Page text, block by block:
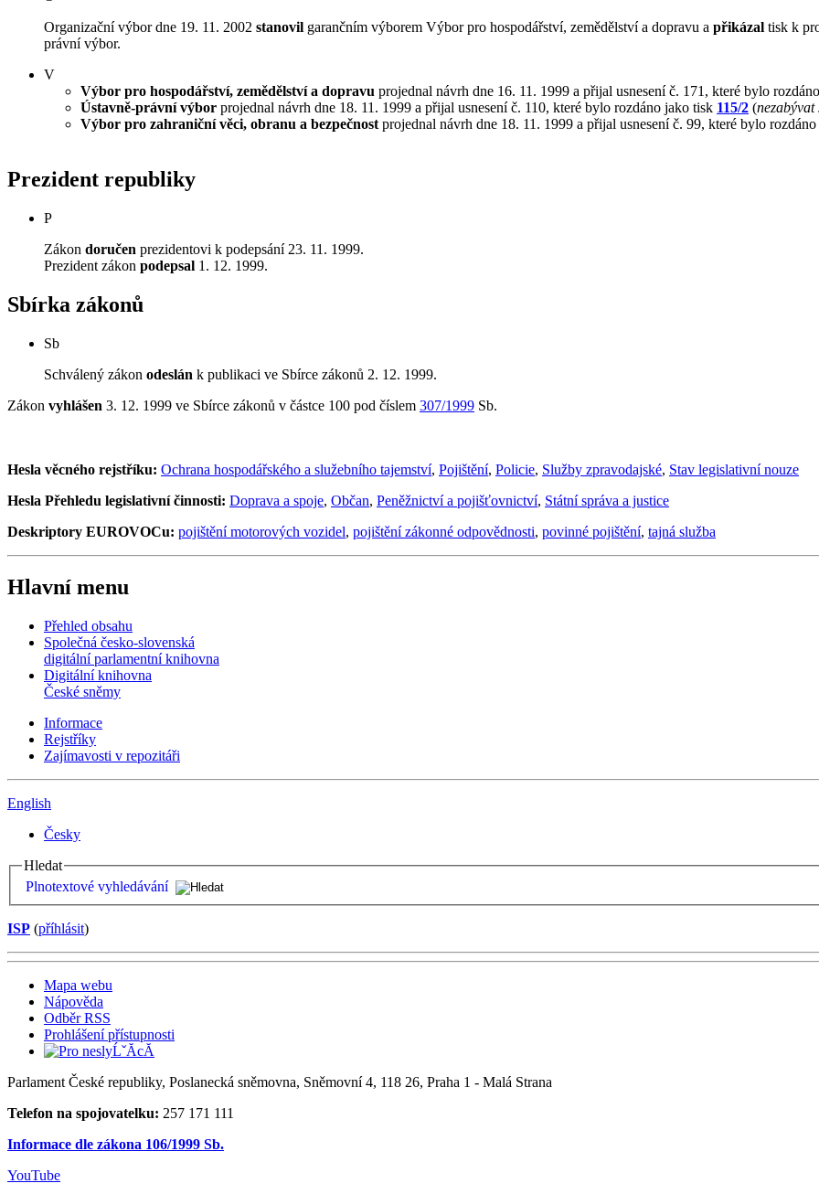
Organizační výbor dne 19. 11. 2002 stanovil garančním výborem Výbor pro hospodářství, zemědělství a dopravu a přikázal tisk k
právní výbor.
V
Výbor pro hospodářství, zemědělství a dopravu projednal návrh dne 16. 11. 1999 a přijal usnesení č. 171, které bylo
Ústavně-právní výbor projednal návrh dne 18. 11. 1999 a přijal usnesení č. 110, které bylo rozdáno jako tisk 115/2 (nezabývat
Výbor pro zahraniční věci, obranu a bezpečnost projednal návrh dne 18. 11. 1999 a přijal usnesení č. 99, které bylo
Prezident republiky
P
Zákon doručen prezidentovi k podepsání 23. 11. 1999.
Prezident zákon podepsal 1. 12. 1999.
Sbírka zákonů
Sb
Schválený zákon odeslán k publikaci ve Sbírce zákonů 2. 12. 1999.
Zákon vyhlášen 3. 12. 1999 ve Sbírce zákonů v částce 100 pod číslem 307/1999 Sb.
Hesla věcného rejstříku: Ochrana hospodářského a služebního tajemství, Pojištění, Policie, Služby zpravodajské, Stav legislativní nouze
Hesla Přehledu legislativní činnosti: Doprava a spoje, Občan, Peněžnictví a pojišťovnictví, Státní správa a justice
Deskriptory EUROVOCu: pojištění motorových vozidel, pojištění zákonné odpovědnosti, povinné pojištění, tajná služba
Hlavní menu
Přehled obsahu
Společná česko-slovenská
digitální parlamentní knihovna
Digitální knihovna
České sněmy
Informace
Rejstříky
Zajímavosti v repozitáři
English
Česky
Hledat
Plnotextové vyhledávání
ISP (příhlásit)
Mapa webu
Nápověda
Odběr RSS
Prohlášení přístupnosti
Parlament České republiky, Poslanecká sněmovna, Sněmovní 4, 118 26, Praha 1 - Malá Strana
Telefon na spojovatelku: 257 171 111
Informace dle zákona 106/1999 Sb.
YouTube